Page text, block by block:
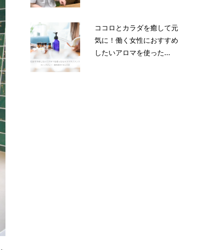
ココロとカラダを癒して元
気に！働く女性におすすめ
したいアロマを使った...